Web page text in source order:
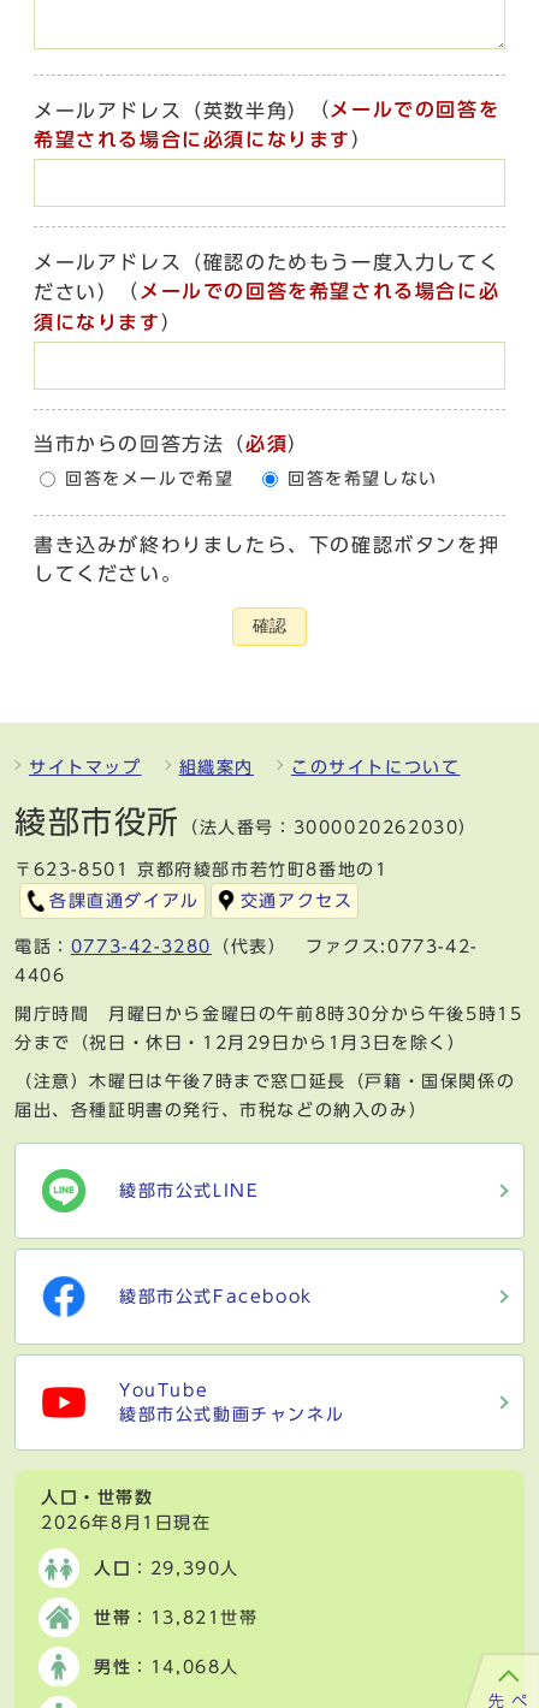
メールアドレス（英数半角） （ メールでの回答を
希望される場合に必須になります ）
メールアドレス（確認のためもう一度入力してく
ださい）
（ メールでの回答を希望される場合に必
須になります ）
当市からの回答方法 （必須）
回答をメールで希望 回答を希望しない
書き込みが終わりましたら、下の確認ボタンを押
してください。
確認
サイトマップ 組織案内 このサイトについて
綾部市役所 （法人番号：3000020262030）
〒623-8501 京都府綾部市若竹町8番地の1
各課直通ダイアル
交通アクセス
電話： 0773-42-3280
（代表） ファクス:0773-42-
4406
開庁時間 月曜日から金曜日の午前8時30分から午後5時15
分まで（祝日・休日・12月29日から1月3日を除く）
（注意）木曜日は午後7時まで窓口延長（戸籍・国保関係の
届出、各種証明書の発行、市税などの納入のみ）
綾部市公式LINE
綾部市公式Facebook
YouTube
綾部市公式動画チャンネル
人口・世帯数
2026年8月1日現在
人口 ：29,390人
世帯 ：13,821世帯
男性 ：14,068人